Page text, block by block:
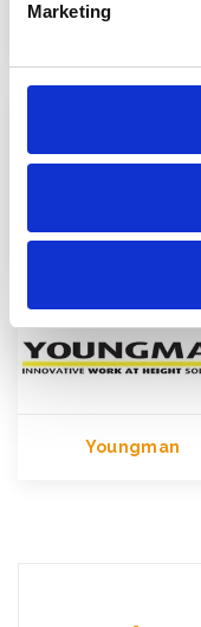
MarketingTelesteps
Vultur ladders
Youngman